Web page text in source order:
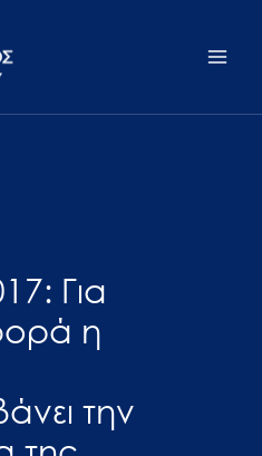
Για
η
την